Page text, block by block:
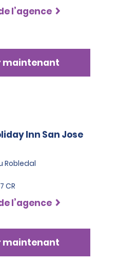
l’agence
maintenant
Inn San Jose
Robledal
CR
l’agence
maintenant